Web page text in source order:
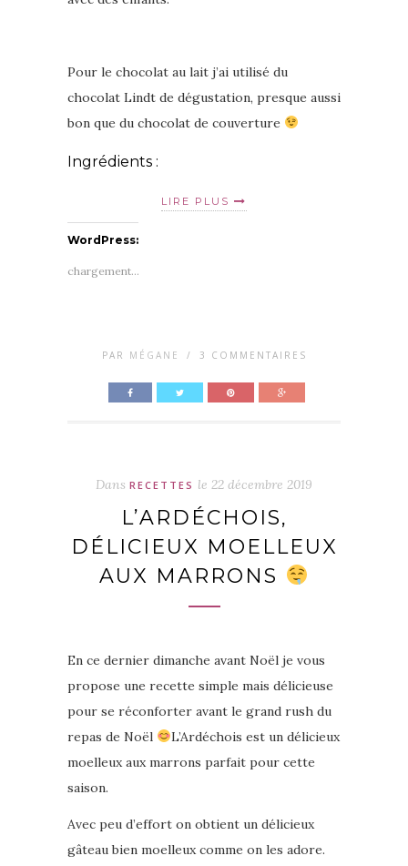
Pour le chocolat au lait j’ai utilisé du
chocolat Lindt de dégustation, presque aussi
bon que du chocolat de couverture
Ingrédients :
LIRE PLUS
WordPress:
chargement…
PAR MÉGANE / 3 COMMENTAIRES
Dans RECETTES le 22 décembre 2019
L’ARDÉCHOIS,
DÉLICIEUX MOELLEUX
AUX MARRONS
En ce dernier dimanche avant Noël je vous
propose une recette simple mais délicieuse
pour se réconforter avant le grand rush du
repas de Noël
L’Ardéchois est un délicieux
moelleux aux marrons parfait pour cette
saison.
Avec peu d’effort on obtient un délicieux
gâteau bien moelleux comme on les adore.